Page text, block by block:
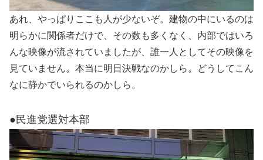
あれ、やっぱりここも人が少ないぞ。建物の中にいるのは
明らかに関係者だけで、その数も多くなく、内部ではいろ
んな映像が流されていましたが、誰一人としてその映像を
見ていません。本当に明日決戦なのかしら。どうしてこん
なに静かでいられるのかしら。
●民進党選対本部